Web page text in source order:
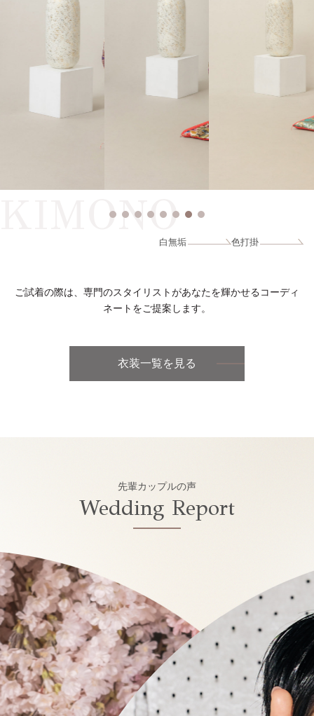
KIMONO
白無垢 色打掛
ご試着の際は、専門のスタイリストがあなたを輝かせるコーディ
ネートをご提案します。
衣装一覧を見る
先輩カップルの声
Wedding Report